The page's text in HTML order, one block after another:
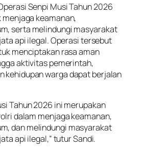
Senpi Musi Tahun 2026
keamanan,
serta melindungi masyarakat
api ilegal. Operasi tersebut
menciptakan rasa aman
aktivitas pemerintah,
kehidupan warga dapat berjalan
Tahun 2026 ini merupakan
dalam menjaga keamanan,
dan melindungi masyarakat
api ilegal,” tutur Sandi.